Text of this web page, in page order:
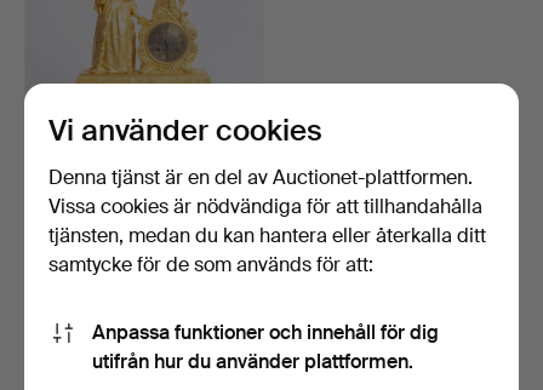
Fransk Louis Philippe
kaminur i förgylld b…
Bevaka sökning
Vi använder cookies
Denna tjänst är en del av Auctionet-plattformen.
Vissa cookies är nödvändiga för att tillhandahålla
tjänsten, medan du kan hantera eller återkalla ditt
samtycke för de som används för att:
Anpassa funktioner och innehåll för dig
utifrån hur du använder plattformen.